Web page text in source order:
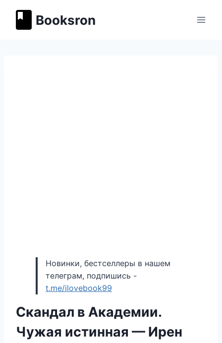
содержимому
Booksron
Новинки, бестселлеры в нашем
телеграм, подпишись -
t.me/ilovebook99
Скандал в Академии.
Чужая истинная — Ирен